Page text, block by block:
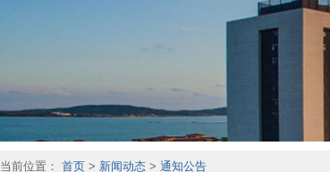
当前位置： 首页> 新闻动态> 通知公告